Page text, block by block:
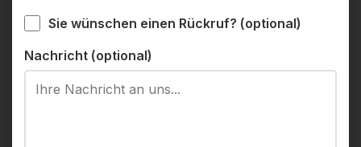
Sie wünschen einen Rückruf? (optional)
Nachricht (optional)